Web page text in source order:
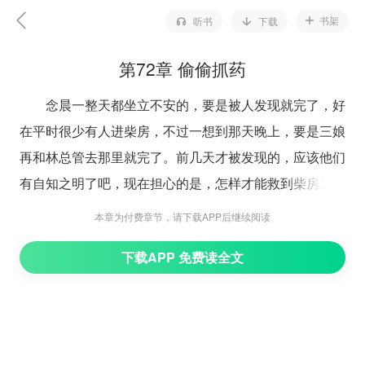
听书 下载 书架
第72章 偷偷抓药
念晨一整天都坐立不安的，要是被人发现就完了，好
在平时很少有人进柴房，不过一想到那天晚上，要是三娘
再和林总管去那里就完了。前几天才被发现的，应该他们
有自知之明了吧，现在担心的是，怎样才能救到柴房里的
人看到，很容易被怀疑的。也不知道那个男的是什么人，
本章为付费章节，请下载APP后继续阅读
下载APP 免费读全文